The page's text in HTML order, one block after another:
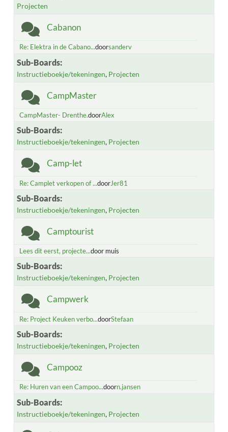
Projecten
Cabanon
Re: Elektra in de Cabano...doorsanderv
Sub-Boards
Instructieboekje/tekeningen Projecten
CampMaster
CampMaster- Drenthe.doorAlex
Sub-Boards
Instructieboekje/tekeningen Projecten
Camp-let
Re: Camplet verkopen of ...doorJer81
Sub-Boards
Instructieboekje/tekeningen Projecten
Camptourist
Lees dit eerst, projecte...door muis
Sub-Boards
Instructieboekje/tekeningen Projecten
Campwerk
Re: Project Keuken verbo...doorStefaan
Sub-Boards
Instructieboekje/tekeningen Projecten
Campooz
Re: Huren van een Campoo...doorn.jansen
Sub-Boards
Instructieboekje/tekeningen Projecten